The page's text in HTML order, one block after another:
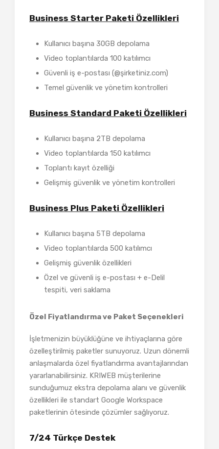
Business Starter Paketi Özellikleri
Kullanıcı başına 30GB depolama
Video toplantılarda 100 katılımcı
Güvenli iş e-postası (@şirketiniz.com)
Temel güvenlik ve yönetim kontrolleri
Business Standard Paketi Özellikleri
Kullanıcı başına 2TB depolama
Video toplantılarda 150 katılımcı
Toplantı kayıt özelliği
Gelişmiş güvenlik ve yönetim kontrolleri
Business Plus Paketi Özellikleri
Kullanıcı başına 5TB depolama
Video toplantılarda 500 katılımcı
Gelişmiş güvenlik özellikleri
Özel ve güvenli iş e-postası + e-Delil
tespiti, veri saklama
Özel Fiyatlandırma ve Paket Seçenekleri
İşletmenizin büyüklüğüne ve ihtiyaçlarına göre
özelleştirilmiş paketler sunuyoruz. Uzun dönemli
anlaşmalarda özel fiyatlandırma avantajlarından
yararlanabilirsiniz. KRIWEB müşterilerine
sunduğumuz ekstra depolama alanı ve güvenlik
özellikleri ile standart Google Workspace
paketlerinin ötesinde çözümler sağlıyoruz.
7/24 Türkçe Destek